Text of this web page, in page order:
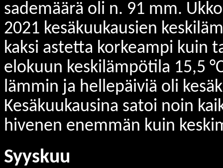
sademäärä oli n. 91 mm.
2021 kesäkuukausien
kaksi astetta korkeampi kuin
elokuun keskilämpötila 15,5
lämmin ja hellepäiviä oli
Kesäkuukausina satoi noin
hivenen enemmän kuin
Syyskuu